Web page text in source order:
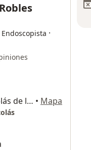
·
Av. Rómulo Garza 1100, San Nicolás de los Garza • Mapa